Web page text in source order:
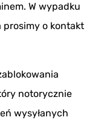
W wypadku
prosimy o kontakt
notorycznie
wysyłanych